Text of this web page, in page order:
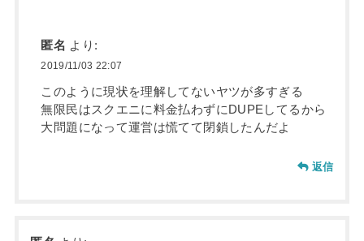
匿名 より:
2019/11/03 22:07
このように現状を理解してないヤツが多すぎる
無限民はスクエニに料金払わずにDUPEしてるから
大問題になって運営は慌てて閉鎖したんだよ
返信